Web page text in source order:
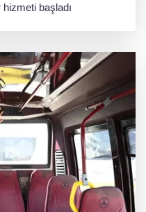
başladı